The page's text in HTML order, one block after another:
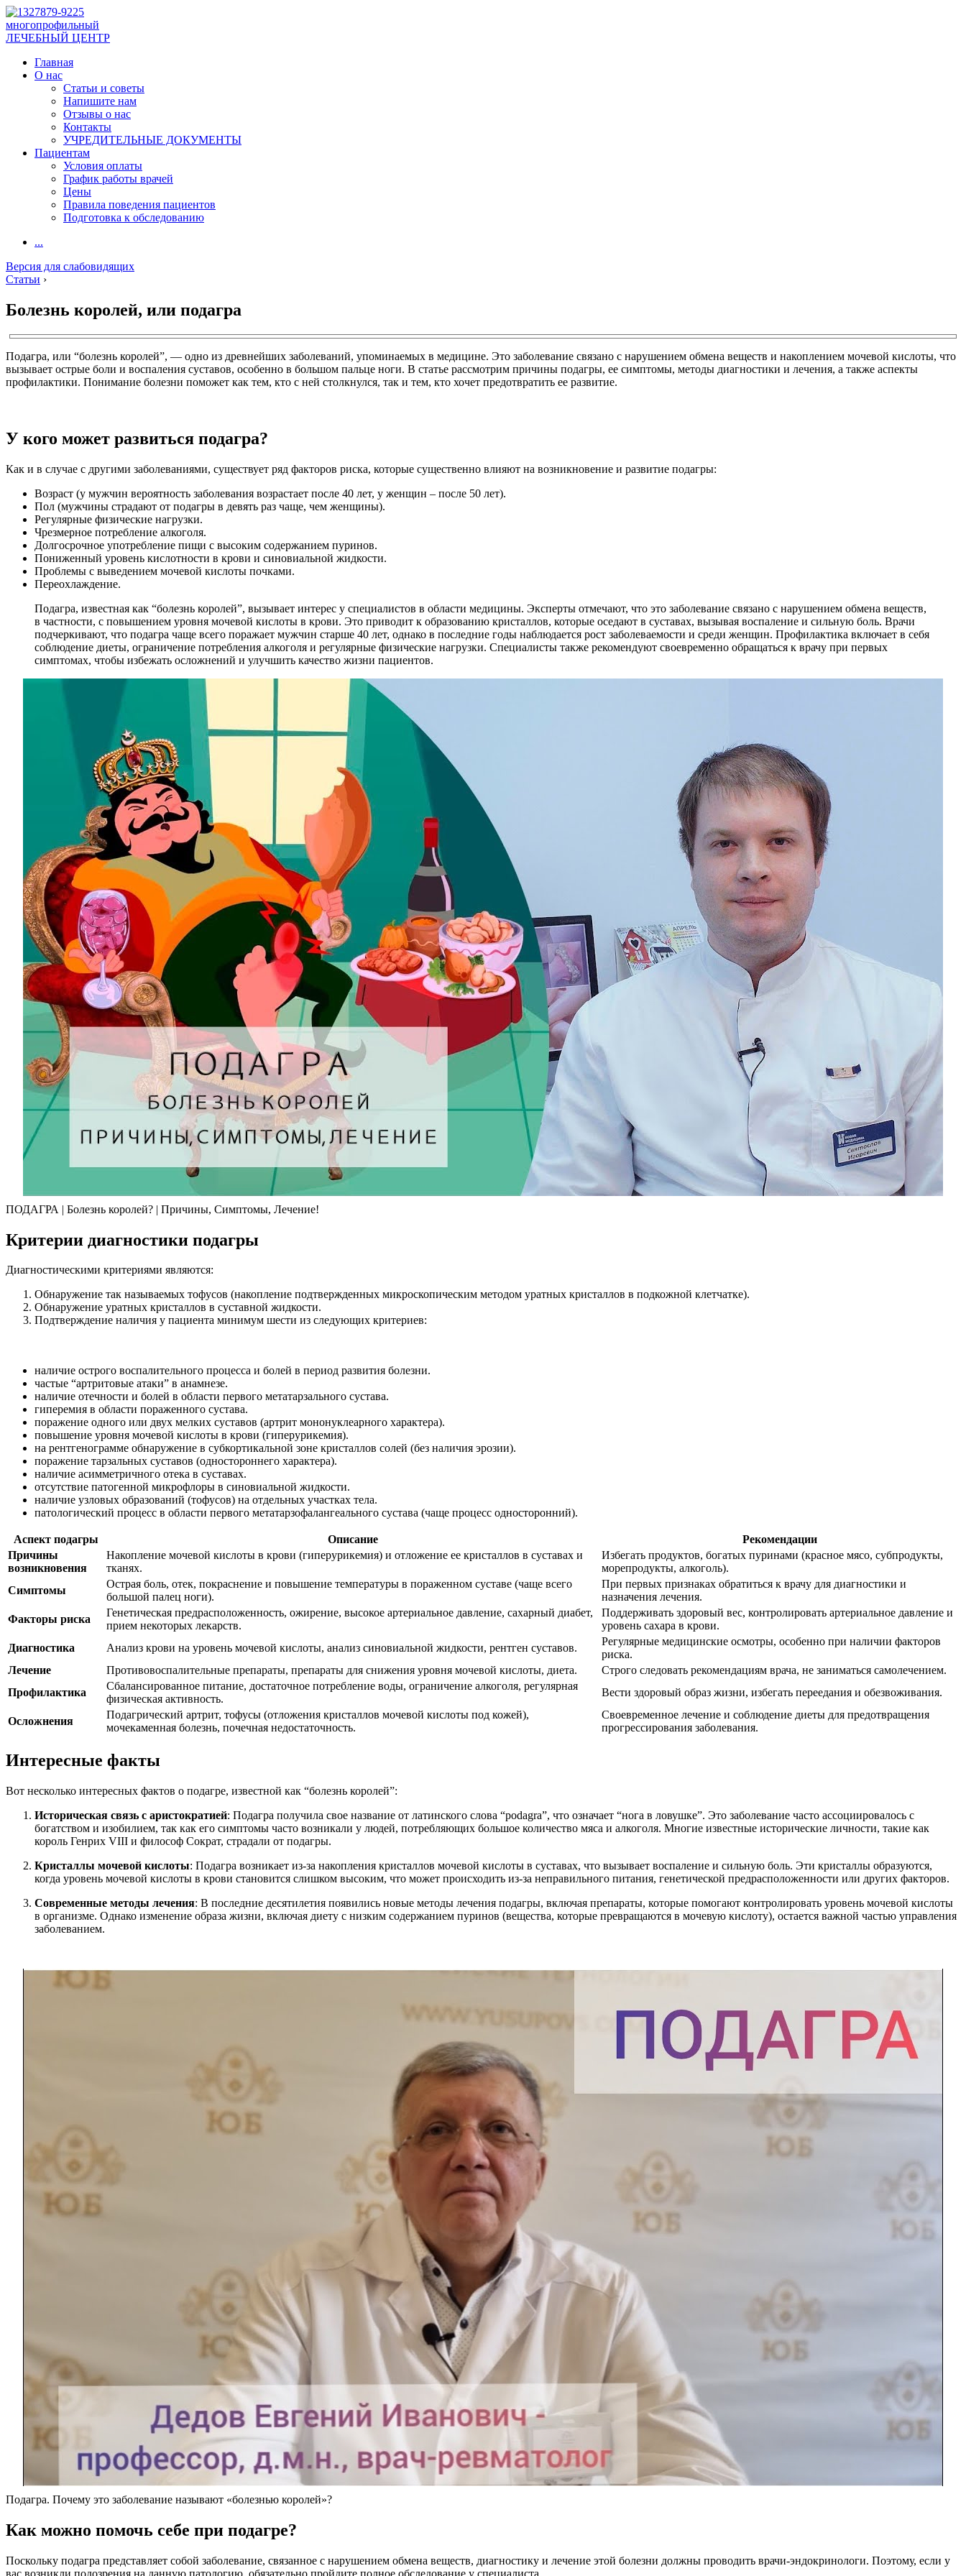
многопрофильный
ЛЕЧЕБНЫЙ ЦЕНТР
Главная
О нас
Статьи и советы
Напишите нам
Отзывы о нас
Контакты
УЧРЕДИТЕЛЬНЫЕ ДОКУМЕНТЫ
Пациентам
Условия оплаты
График работы врачей
Цены
Правила поведения пациентов
Подготовка к обследованию
...
Версия для слабовидящих
Статьи ›
Болезнь королей, или подагра
Подагра, или “болезнь королей”, — одно из древнейших заболеваний, упоминаемых в медицине. Это заболевание связано с нарушением обмена веществ и накоплением мочевой кислоты, что
вызывает острые боли и воспаления суставов, особенно в большом пальце ноги. В статье рассмотрим причины подагры, ее симптомы, методы диагностики и лечения, а также аспекты
профилактики. Понимание болезни поможет как тем, кто с ней столкнулся, так и тем, кто хочет предотвратить ее развитие.
У кого может развиться подагра?
Как и в случае с другими заболеваниями, существует ряд факторов риска, которые существенно влияют на возникновение и развитие подагры:
Возраст (у мужчин вероятность заболевания возрастает после 40 лет, у женщин – после 50 лет).
Пол (мужчины страдают от подагры в девять раз чаще, чем женщины).
Регулярные физические нагрузки.
Чрезмерное потребление алкоголя.
Долгосрочное употребление пищи с высоким содержанием пуринов.
Пониженный уровень кислотности в крови и синовиальной жидкости.
Проблемы с выведением мочевой кислоты почками.
Переохлаждение.
Подагра, известная как “болезнь королей”, вызывает интерес у специалистов в области медицины. Эксперты отмечают, что это заболевание связано с нарушением обмена веществ,
в частности, с повышением уровня мочевой кислоты в крови. Это приводит к образованию кристаллов, которые оседают в суставах, вызывая воспаление и сильную боль. Врачи
подчеркивают, что подагра чаще всего поражает мужчин старше 40 лет, однако в последние годы наблюдается рост заболеваемости и среди женщин. Профилактика включает в себя
соблюдение диеты, ограничение потребления алкоголя и регулярные физические нагрузки. Специалисты также рекомендуют своевременно обращаться к врачу при первых
симптомах, чтобы избежать осложнений и улучшить качество жизни пациентов.
ПОДАГРА | Болезнь королей? | Причины, Симптомы, Лечение!
Критерии диагностики подагры
Диагностическими критериями являются:
Обнаружение так называемых тофусов (накопление подтвержденных микроскопическим методом уратных кристаллов в подкожной клетчатке).
Обнаружение уратных кристаллов в суставной жидкости.
Подтверждение наличия у пациента минимум шести из следующих критериев:
наличие острого воспалительного процесса и болей в период развития болезни.
частые “артритовые атаки” в анамнезе.
наличие отечности и болей в области первого метатарзального сустава.
гиперемия в области пораженного сустава.
поражение одного или двух мелких суставов (артрит мононуклеарного характера).
повышение уровня мочевой кислоты в крови (гиперурикемия).
на рентгенограмме обнаружение в субкортикальной зоне кристаллов солей (без наличия эрозии).
поражение тарзальных суставов (одностороннего характера).
наличие асимметричного отека в суставах.
отсутствие патогенной микрофлоры в синовиальной жидкости.
наличие узловых образований (тофусов) на отдельных участках тела.
патологический процесс в области первого метатарзофалангеального сустава (чаще процесс односторонний).
Аспект подагры Описание
Рекомендации
Причины
возникновения
Накопление мочевой кислоты в крови (гиперурикемия) и отложение ее кристаллов в суставах и
тканях.
Избегать продуктов, богатых пуринами (красное мясо, субпродукты,
морепродукты, алкоголь).
Симптомы
Острая боль, отек, покраснение и повышение температуры в пораженном суставе (чаще всего
большой палец ноги).
При первых признаках обратиться к врачу для диагностики и
назначения лечения.
Факторы риска
Генетическая предрасположенность, ожирение, высокое артериальное давление, сахарный диабет,
прием некоторых лекарств.
Поддерживать здоровый вес, контролировать артериальное давление и
уровень сахара в крови.
Диагностика
Анализ крови на уровень мочевой кислоты, анализ синовиальной жидкости, рентген суставов.
Регулярные медицинские осмотры, особенно при наличии факторов
риска.
Лечение
Противовоспалительные препараты, препараты для снижения уровня мочевой кислоты, диета.
Строго следовать рекомендациям врача, не заниматься самолечением.
Профилактика
Сбалансированное питание, достаточное потребление воды, ограничение алкоголя, регулярная
физическая активность.
Вести здоровый образ жизни, избегать переедания и обезвоживания.
Осложнения
Подагрический артрит, тофусы (отложения кристаллов мочевой кислоты под кожей),
мочекаменная болезнь, почечная недостаточность.
Своевременное лечение и соблюдение диеты для предотвращения
прогрессирования заболевания.
Интересные факты
Вот несколько интересных фактов о подагре, известной как “болезнь королей”:
Историческая связь с аристократией: Подагра получила свое название от латинского слова “podagra”, что означает “нога в ловушке”. Это заболевание часто ассоциировалось с
богатством и изобилием, так как его симптомы часто возникали у людей, потребляющих большое количество мяса и алкоголя. Многие известные исторические личности, такие как
король Генрих VIII и философ Сократ, страдали от подагры.
Кристаллы мочевой кислоты: Подагра возникает из-за накопления кристаллов мочевой кислоты в суставах, что вызывает воспаление и сильную боль. Эти кристаллы образуются,
когда уровень мочевой кислоты в крови становится слишком высоким, что может происходить из-за неправильного питания, генетической предрасположенности или других факторов.
Современные методы лечения: В последние десятилетия появились новые методы лечения подагры, включая препараты, которые помогают контролировать уровень мочевой кислоты
в организме. Однако изменение образа жизни, включая диету с низким содержанием пуринов (вещества, которые превращаются в мочевую кислоту), остается важной частью управления
заболеванием.
Подагра. Почему это заболевание называют «болезнью королей»?
Как можно помочь себе при подагре?
Поскольку подагра представляет собой заболевание, связанное с нарушением обмена веществ, диагностику и лечение этой болезни должны проводить врачи-эндокринологи. Поэтому, если у
вас возникли подозрения на данную патологию, обязательно пройдите полное обследование у специалиста.